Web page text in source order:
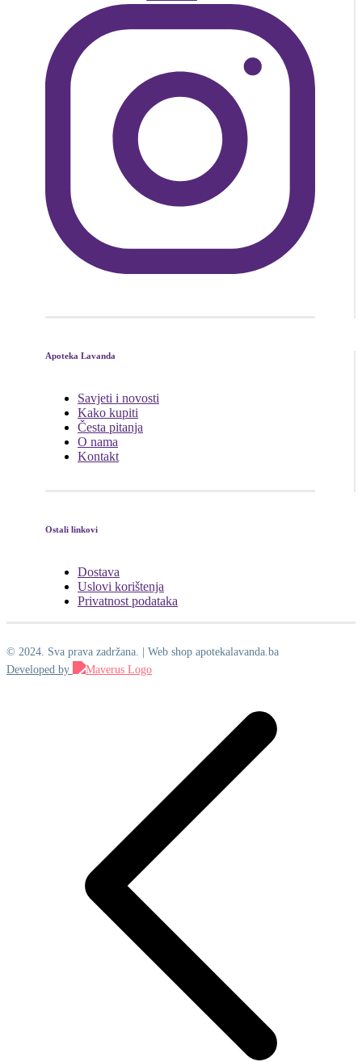
Apoteka Lavanda
Savjeti i novosti
Kako kupiti
Česta pitanja
O nama
Kontakt
Ostali linkovi
Dostava
Uslovi korištenja
Privatnost podataka
© 2024. Sva prava zadržana. | Web shop apotekalavanda.ba
Developed by